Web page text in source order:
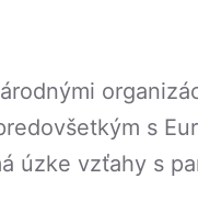
s
úzke vzťahy s